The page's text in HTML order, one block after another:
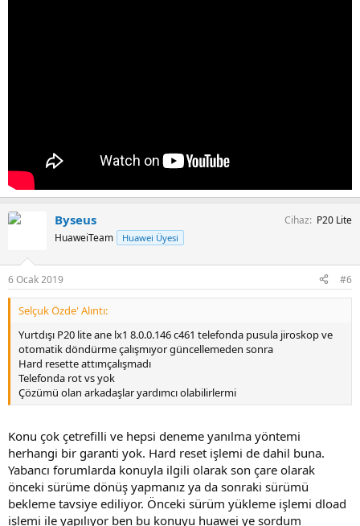
Byseus
HuaweiTeam Huawei Üyesi
Cihaz P20 Lite
6 Ocak 2019 #6
Selçuk Özde' Alıntı:
Yurtdışı P20 lite ane lx1 8.0.0.146 c461 telefonda pusula jiroskop ve
otomatik döndürme çalışmıyor güncellemeden sonra
Hard resette attımçalışmadı
Telefonda rot vs yok
Çözümü olan arkadaşlar yardımcı olabilirlermi
Konu çok çetrefilli ve hepsi deneme yanılma yöntemi
herhangi bir garanti yok. Hard reset işlemi de dahil buna.
Yabancı forumlarda konuyla ilgili olarak son çare olarak
önceki sürüme dönüş yapmanız ya da sonraki sürümü
bekleme tavsiye ediliyor. Önceki sürüm yükleme işlemi dload
işlemi ile yapılıyor ben bu konuyu huawei ye sordum